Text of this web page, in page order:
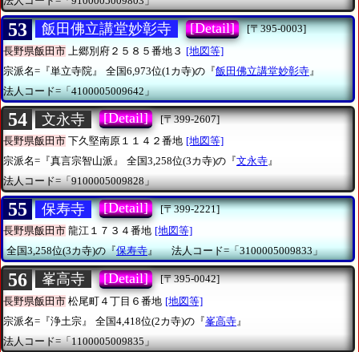
53 飯田佛立講堂妙彰寺 [Detail]
[〒395-0003]
長野県飯田市 上郷別府２５８５番地３ [地図等]
宗派名=『単立寺院』
全国6,973位(1カ寺)の『飯田佛立講堂妙彰寺 』
法人コード=「4100005009642」
54 文永寺 [Detail]
[〒399-2607]
長野県飯田市 下久堅南原１１４２番地 [地図等]
宗派名=『真言宗智山派』
全国3,258位(3カ寺)の『文永寺』
法人コード=「9100005009828」
55 保寿寺 [Detail]
[〒399-2221]
長野県飯田市 龍江１７３４番地 [地図等]
全国3,258位(3カ寺)の『保寿寺』 法人コード=「3100005009833」
56 峯高寺 [Detail]
[〒395-0042]
長野県飯田市 松尾町４丁目６番地 [地図等]
宗派名=『浄土宗』
全国4,418位(2カ寺)の『峯高寺 』
法人コード=「1100005009835」